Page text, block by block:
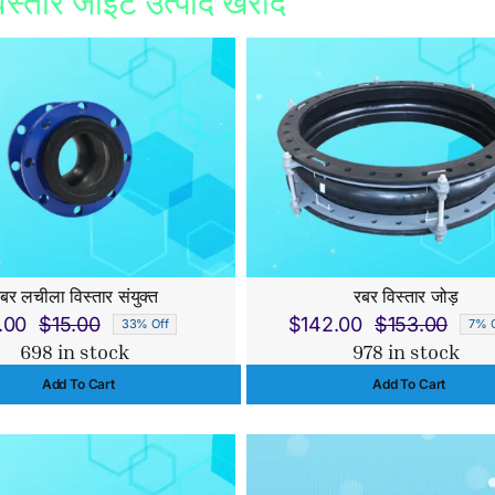
लचीला विस्तार संयुक्त
$15.00
Original
price
Current
price
33% Off
698 in stock
Add To Cart
रबर विस्तार जोड़
$153.00
price
$142.00
price
7%
978 in stock
Add To Cart